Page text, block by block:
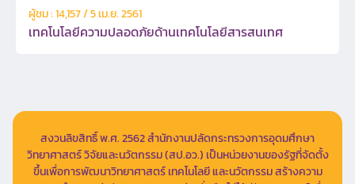
ผู้ชม : 14,157 / 5 เม.ย. 2561
เทคโนโลยีความปลอดภัยด้านเทคโนโลยีสารสนเทศ
สงวนลิขสิทธิ์ พ.ศ. 2562 สำนักงานปลัดกระทรวงการอุดมศึกษา
วิทยาศาสตร์ วิจัยและนวัตกรรม (สป.อว.) เป็นหน่วยงานของรัฐที่จัดตั้ง
ขึ้นเพื่อการพัฒนาวิทยาศาสตร์ เทคโนโลยี และนวัตกรรม สร้างความ